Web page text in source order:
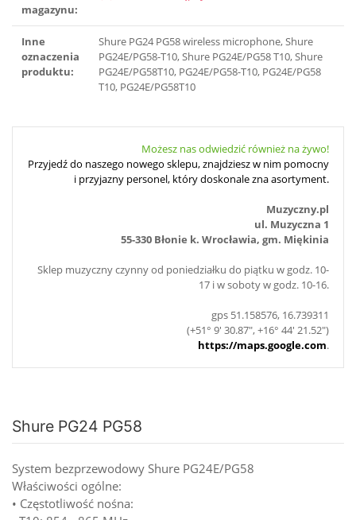
magazynu:
Inne
oznaczenia
produktu:
Shure PG24 PG58 wireless microphone, Shure
PG24E/PG58-T10, Shure PG24E/PG58 T10, Shure
PG24E/PG58T10, PG24E/PG58-T10, PG24E/PG58
T10, PG24E/PG58T10
Możesz nas odwiedzić również na żywo!
Przyjedź do naszego nowego sklepu, znajdziesz w nim pomocny
i przyjazny personel, który doskonale zna asortyment.
Muzyczny.pl
ul. Muzyczna 1
55-330 Błonie k. Wrocławia, gm. Miękinia
Sklep muzyczny czynny od poniedziałku do piątku w godz. 10-
17 i w soboty w godz. 10-16.
gps 51.158576, 16.739311
(+51° 9' 30.87", +16° 44' 21.52")
https://maps.google.com.
Shure PG24 PG58
System bezprzewodowy Shure PG24E/PG58
Właściwości ogólne:
• Częstotliwość nośna: